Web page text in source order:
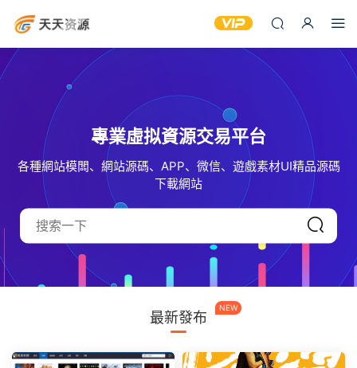
專業虛拟資源交易平台
各種網站模闆、網站源碼、APP、微信、遊戲素材UI精品源碼
下載網站
最新發布
NEW